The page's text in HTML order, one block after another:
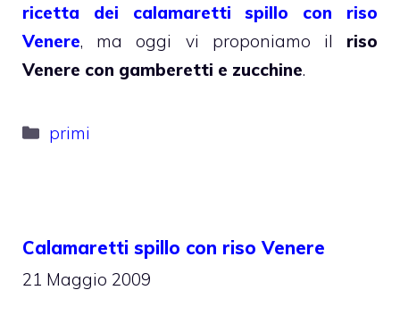
ricetta dei calamaretti spillo con riso
Venere, ma oggi vi proponiamo il riso
Venere con gamberetti e zucchine.
Categorie
primi
Calamaretti spillo con riso Venere
21 Maggio 2009